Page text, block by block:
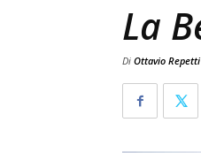
La
Di Ottavio Repetti